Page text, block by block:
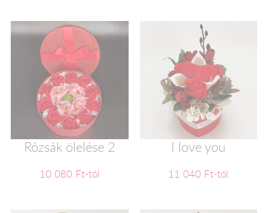
Rózsák ölelése 2
10 080 Ft-tól
I love you
11 040 Ft-tól